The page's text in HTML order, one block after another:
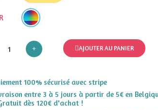
AJOUTER AU PANIER
100% sécurisé avec stripe
entre 3 à 5 jours à partir de 5€ en
dès 120€ d'achat !